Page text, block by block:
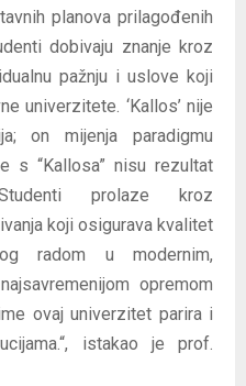
planova prilagođenih
dobivaju znanje kroz
pažnju i uslove koji
univerzitete. ‘Kallos’ nije
on mijenja paradigmu
s “Kallosa” nisu rezultat
prolaze kroz
koji osigurava kvalitet
radom u modernim,
opremom
ovaj univerzitet parira i
istakao je prof.